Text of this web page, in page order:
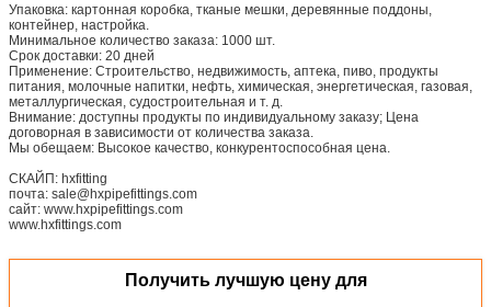
Упаковка: картонная коробка, тканые мешки, деревянные поддоны,
контейнер, настройка.
Минимальное количество заказа: 1000 шт.
Срок доставки: 20 дней
Применение: Строительство, недвижимость, аптека, пиво, продукты
питания, молочные напитки, нефть, химическая, энергетическая, газовая,
металлургическая, судостроительная и т. д.
Внимание: доступны продукты по индивидуальному заказу; Цена
договорная в зависимости от количества заказа.
Мы обещаем: Высокое качество, конкурентоспособная цена.
СКАЙП: hxfitting
почта: sale@hxpipefittings.com
сайт: www.hxpipefittings.com
www.hxfittings.com
Получить лучшую цену для